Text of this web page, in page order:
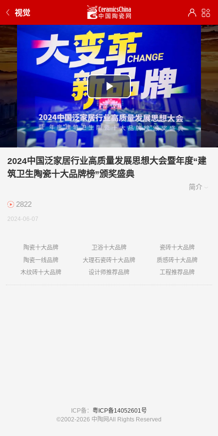
视觉
Play
Video
2024中国泛家居行业高质量发展思想大会暨年度“建
筑卫生陶瓷十大品牌榜”颁奖盛典
2822
2024-06-07
陶瓷十大品牌 卫浴十大品牌
瓷砖十大品牌
陶瓷一线品牌
大理石瓷砖十大品牌
质感砖十大品牌
木纹砖十大品牌
设计师推荐品牌 工程推荐品牌
ICP备： 粤ICP备14052601号
©2002-2026 中陶网All Rights Reserved